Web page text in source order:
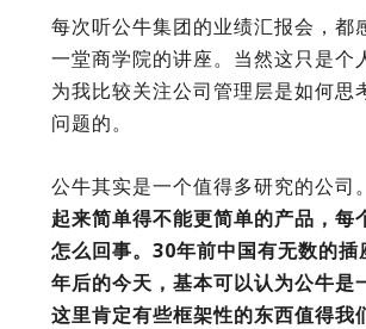
每次听公牛集团的业绩汇报会，都
一堂商学院的讲座。当然这只是个
为我比较关注公司管理层是如何思
问题的。
公牛其实是一个值得多研究的公司。
起来简单得不能更简单的产品，每
怎么回事。30年前中国有无数的插
年后的今天，基本可以认为公牛是
这里肯定有些框架性的东西值得我